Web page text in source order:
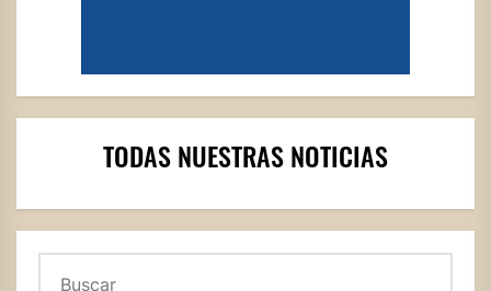
TODAS NUESTRAS NOTICIAS